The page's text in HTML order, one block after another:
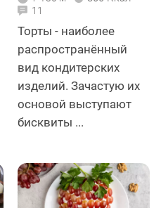
11
Торты - наиболее
распространённый
вид кондитерских
изделий. Зачастую их
основой выступают
бисквиты ...